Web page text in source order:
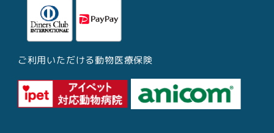
ご利用いただける動物医療保険